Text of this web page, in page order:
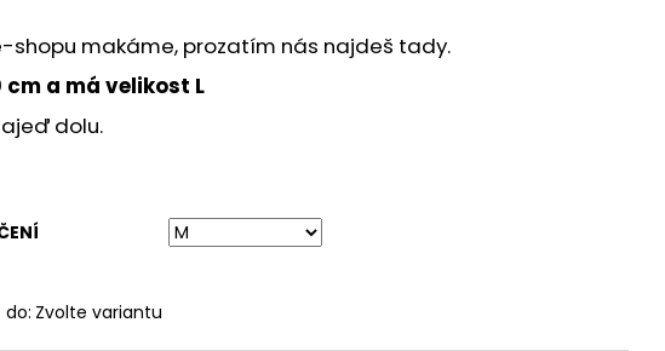
shopu makáme, prozatím nás najdeš tady.
cm a má velikost L
dolu.
Zvolte variantu
Kč